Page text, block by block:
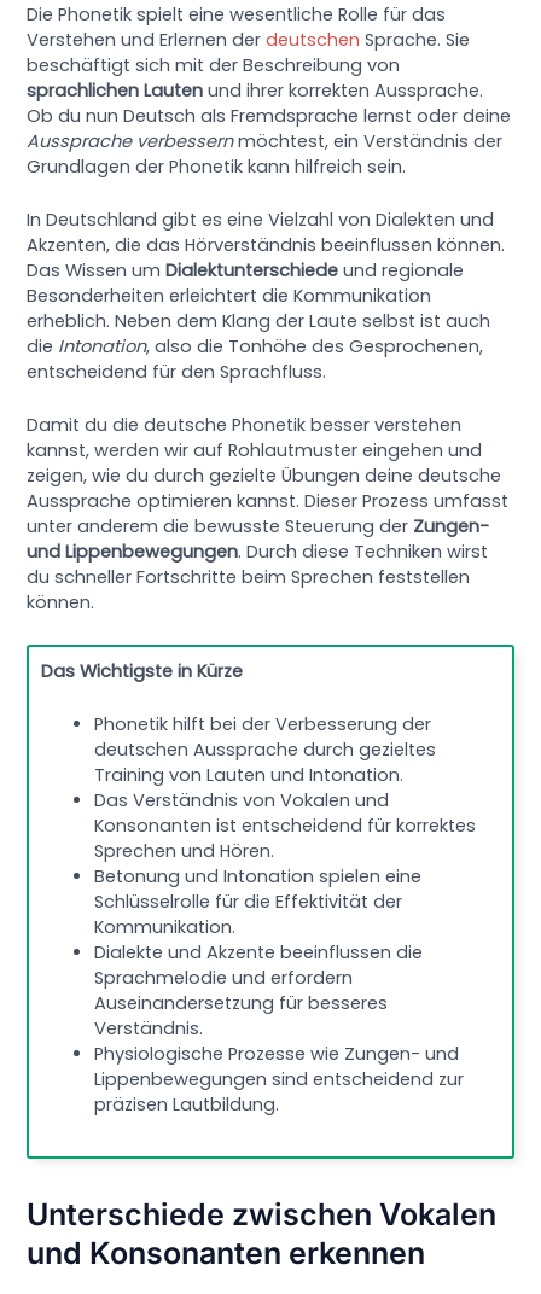
Die Phonetik spielt eine wesentliche Rolle für das
Verstehen und Erlernen derdeutschen Sprache. Sie
beschäftigt sich mit der Beschreibung von
sprachlichen Lauten und ihrer korrekten Aussprache.
Ob du nun Deutsch als Fremdsprache lernst oder deine
Aussprache verbessernmöchtest, ein Verständnis der
Grundlagen der Phonetik kann hilfreich sein.
In Deutschland gibt es eine Vielzahl von Dialekten und
Akzenten, die das Hörverständnis beeinflussen können.
Das Wissen umDialektunterschiede und regionale
Besonderheiten erleichtert die Kommunikation
erheblich. Neben dem Klang der Laute selbst ist auch
die Intonation, also die Tonhöhe des Gesprochenen,
entscheidend für den Sprachfluss.
Damit du die deutsche Phonetik besser verstehen
kannst, werden wir auf Rohlautmuster eingehen und
zeigen, wie du durch gezielte Übungen deine deutsche
Aussprache optimieren kannst. Dieser Prozess umfasst
unter anderem die bewusste Steuerung der Zungen-
und Lippenbewegungen. Durch diese Techniken wirst
du schneller Fortschritte beim Sprechen feststellen
können.
Das Wichtigste in Kürze
Phonetik hilft bei der Verbesserung der
deutschen Aussprache durch gezieltes
Training von Lauten und Intonation.
Das Verständnis von Vokalen und
Konsonanten ist entscheidend für korrektes
Sprechen und Hören.
Betonung und Intonation spielen eine
Schlüsselrolle für die Effektivität der
Kommunikation.
Dialekte und Akzente beeinflussen die
Sprachmelodie und erfordern
Auseinandersetzung für besseres
Verständnis.
Physiologische Prozesse wie Zungen- und
Lippenbewegungen sind entscheidend zur
präzisen Lautbildung.
Unterschiede zwischen Vokalen
und Konsonanten erkennen